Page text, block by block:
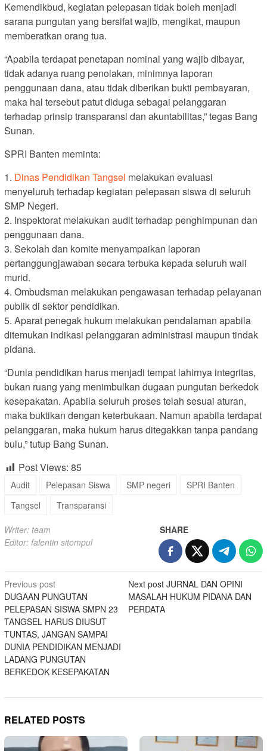
Kemendikbud, kegiatan pelepasan tidak boleh menjadi
sarana pungutan yang bersifat wajib, mengikat, maupun
memberatkan orang tua.
“Apabila terdapat penetapan nominal yang wajib dibayar,
tidak adanya ruang penolakan, minimnya laporan
penggunaan dana, atau tidak diberikan bukti pembayaran,
maka hal tersebut patut diduga sebagai pelanggaran
terhadap prinsip transparansi dan akuntabilitas,” tegas Bang
Sunan.
SPRI Banten meminta:
1. Dinas Pendidikan Tangsel melakukan evaluasi
menyeluruh terhadap kegiatan pelepasan siswa di seluruh
SMP Negeri.
2. Inspektorat melakukan audit terhadap penghimpunan dan
penggunaan dana.
3. Sekolah dan komite menyampaikan laporan
pertanggungjawaban secara terbuka kepada seluruh wali
murid.
4. Ombudsman melakukan pengawasan terhadap pelayanan
publik di sektor pendidikan.
5. Aparat penegak hukum melakukan pendalaman apabila
ditemukan indikasi pelanggaran administrasi maupun tindak
pidana.
“Dunia pendidikan harus menjadi tempat lahirnya integritas,
bukan ruang yang menimbulkan dugaan pungutan berkedok
kesepakatan. Apabila seluruh proses telah sesuai aturan,
maka buktikan dengan keterbukaan. Namun apabila terdapat
pelanggaran, maka hukum harus ditegakkan tanpa pandang
bulu,” tutup Bang Sunan.
Post Views: 85
Audit Pelepasan Siswa SMP negeri
SPRI Banten
Tangsel
Transparansi
Writer: team
Editor: falentin sitompul
SHARE
Post
navigation
Previous post
DUGAAN PUNGUTAN
PELEPASAN SISWA SMPN 23
TANGSEL HARUS DIUSUT
TUNTAS, JANGAN SAMPAI
DUNIA PENDIDIKAN MENJADI
LADANG PUNGUTAN
BERKEDOK KESEPAKATAN
Next post JURNAL DAN OPINI
MASALAH HUKUM PIDANA DAN
PERDATA
RELATED POSTS